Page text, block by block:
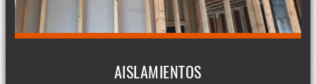
AISLAMIENTOS